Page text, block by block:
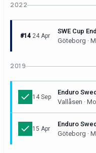
2022
#14 24 Apr
SWE Cup
Göteborg ·
2019
14 Sep
Enduro
Vallåsen ·
15 Apr
Enduro
Göteborg ·